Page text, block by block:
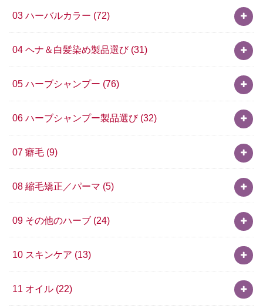
03 ハーバルカラー (72)
04 ヘナ＆白髪染め製品選び (31)
05 ハーブシャンプー (76)
06 ハーブシャンプー製品選び (32)
07 癖毛 (9)
08 縮毛矯正／パーマ (5)
09 その他のハーブ (24)
10 スキンケア (13)
11 オイル (22)